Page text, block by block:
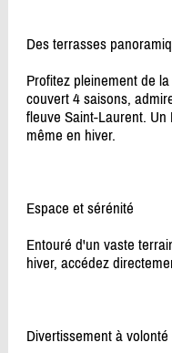
Des terrasses
Profitez pleinement de
couvert 4 saisons,
fleuve Saint-Laurent.
même en hiver.
Espace et sérénité
Entouré d'un vaste
hiver, accédez
Divertissement à volonté